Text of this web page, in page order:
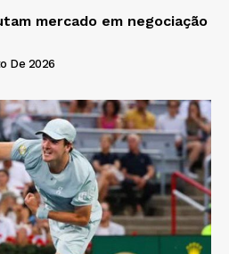
mercado em negociação
De 2026